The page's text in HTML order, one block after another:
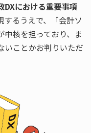
DXにおける重要事項
するうえで、「会計ソ
中核を担っており、ま
いことかお判りいただ